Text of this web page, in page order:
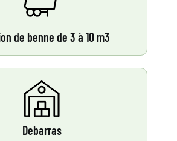
de benne de 3 à 10 m3
Debarras